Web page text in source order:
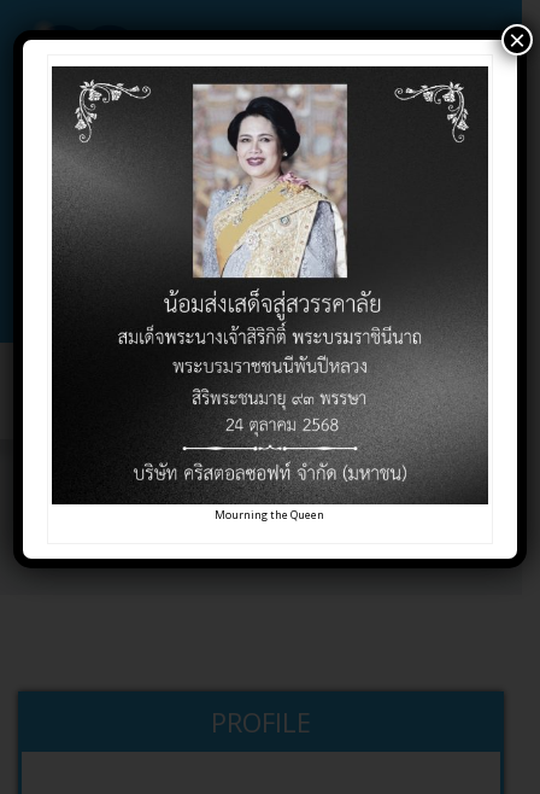
02-732-1900 , 02-732-1800 , 086-325-9004
Contact Click Support Click
Toggle
บมจ. คริสตอลซอฟท์
Home
PROFILE
Mourning the Queen
×